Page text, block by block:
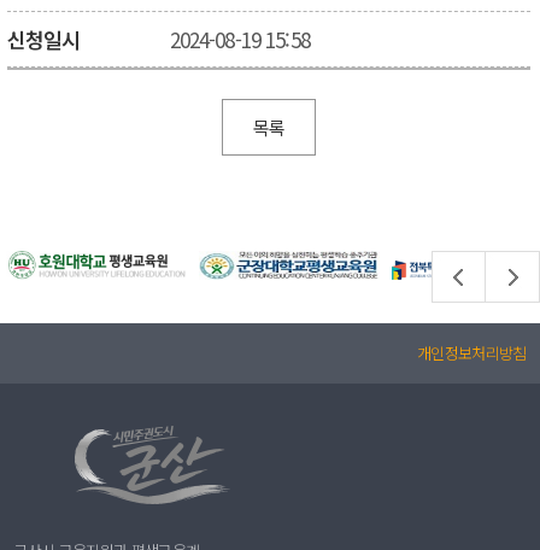
신청일시
2024-08-19 15:58
목록
개인정보처리방침